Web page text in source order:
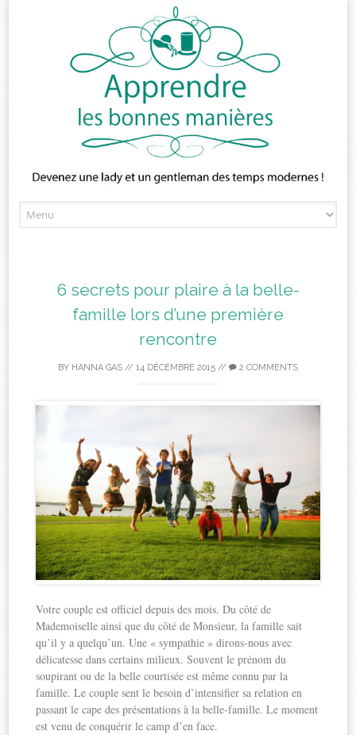
to
6 secrets pour plaire à la belle-
famille lors d’une première
rencontre
BY HANNA GAS // 14 DÉCEMBRE 2015 // 2 COMMENTS
Votre couple est officiel depuis des mois. Du côté de
Mademoiselle ainsi que du côté de Monsieur, la famille sait
qu’il y a quelqu’un. Une « sympathie » dirons-nous avec
délicatesse dans certains milieux. Souvent le prénom du
soupirant ou de la belle courtisée est même connu par la
famille. Le couple sent le besoin d’intensifier sa relation en
passant le cape des présentations à la belle-famille. Le moment
est venu de conquérir le camp d’en face.